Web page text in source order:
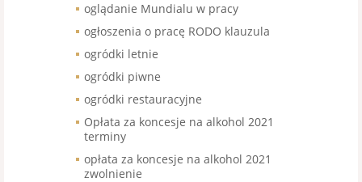
oglądanie Mundialu w pracy
ogłoszenia o pracę RODO klauzula
ogródki letnie
ogródki piwne
ogródki restauracyjne
Opłata za koncesje na alkohol 2021
terminy
opłata za koncesje na alkohol 2021
zwolnienie